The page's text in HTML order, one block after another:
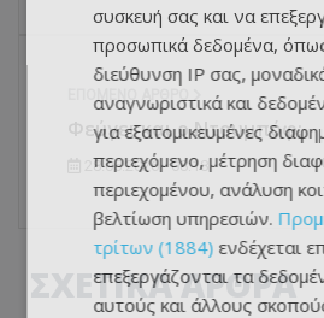
Φεύγει και ο Ντουμπόφ;
28.05.2026 - 08:18
ΣΧΕΤΙΚΑ ΑΡΘΡΑ
συσκευή σας και να
προσωπικά δεδομένα,
διεύθυνση IP σας,
αναγνωριστικά και
για εξατομικευμένες
περιεχόμενο, μέτρηση
περιεχομένου, ανάλυση
βελτίωση υπηρεσιών.
τρίτων (1884) ενδέχεται
επεξεργάζονται τα
αυτούς και άλλους